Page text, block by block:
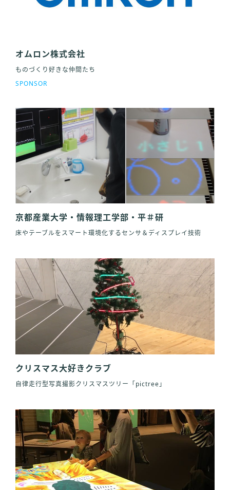
オムロン株式会社
ものづくり好きな仲間たち
SPONSOR
京都産業大学・情報理工学部・平＃研
床やテーブルをスマート環境化するセンサ＆ディスプレイ技術
クリスマス大好きクラブ
自律走行型写真撮影クリスマスツリー「pictree」